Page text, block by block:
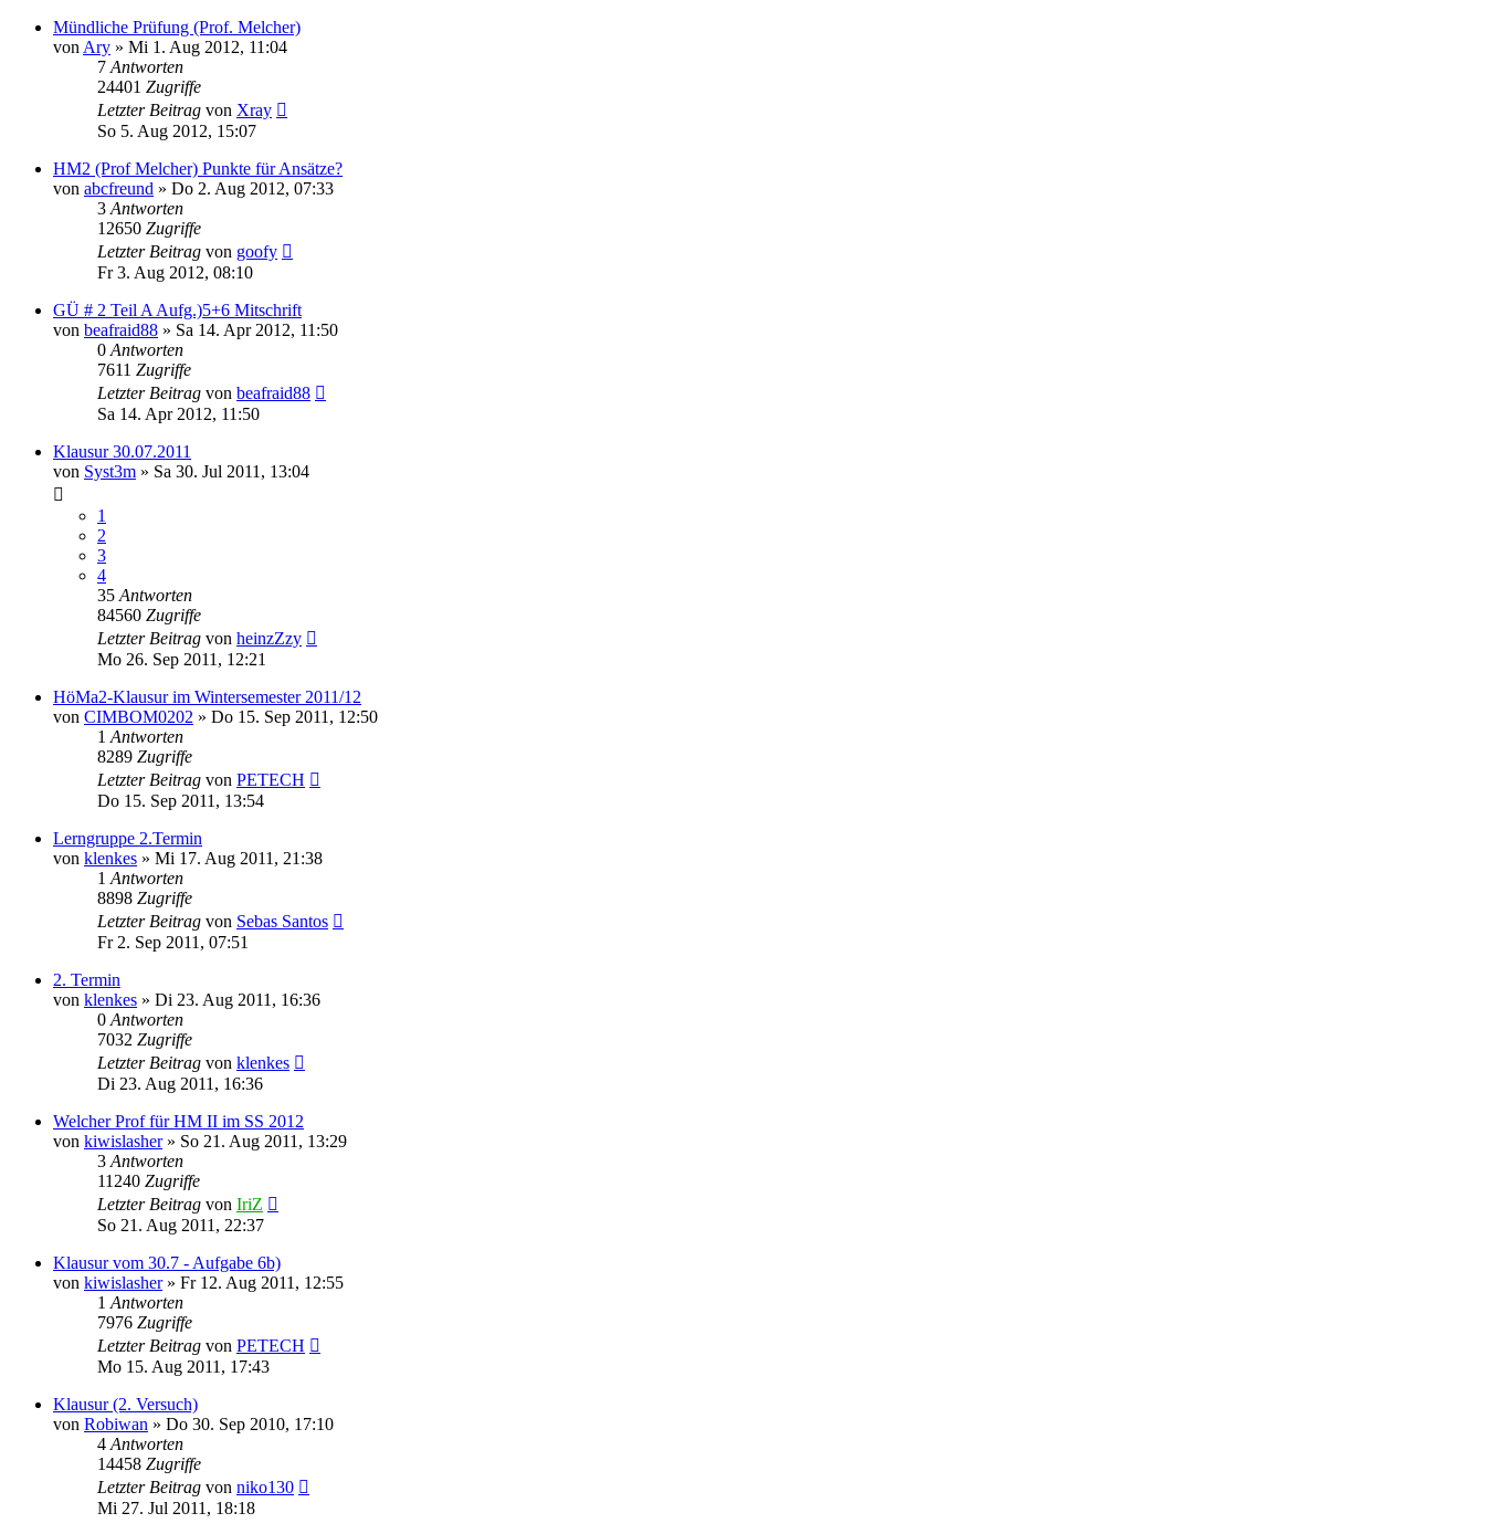
Mündliche Prüfung (Prof. Melcher)
von Ary » Mi 1. Aug 2012, 11:04
7 Antworten
24401 Zugriffe
Letzter Beitrag von Xray
So 5. Aug 2012, 15:07
HM2 (Prof Melcher) Punkte für Ansätze?
von abcfreund » Do 2. Aug 2012, 07:33
3 Antworten
12650 Zugriffe
Letzter Beitrag von goofy
Fr 3. Aug 2012, 08:10
GÜ # 2 Teil A Aufg.)5+6 Mitschrift
von beafraid88 » Sa 14. Apr 2012, 11:50
0 Antworten
7611 Zugriffe
Letzter Beitrag von beafraid88
Sa 14. Apr 2012, 11:50
Klausur 30.07.2011
von Syst3m » Sa 30. Jul 2011, 13:04
1
2
3
4
35 Antworten
84560 Zugriffe
Letzter Beitrag von heinzZzy
Mo 26. Sep 2011, 12:21
HöMa2-Klausur im Wintersemester 2011/12
von CIMBOM0202 » Do 15. Sep 2011, 12:50
1 Antworten
8289 Zugriffe
Letzter Beitrag von PETECH
Do 15. Sep 2011, 13:54
Lerngruppe 2.Termin
von klenkes » Mi 17. Aug 2011, 21:38
1 Antworten
8898 Zugriffe
Letzter Beitrag von Sebas Santos
Fr 2. Sep 2011, 07:51
2. Termin
von klenkes » Di 23. Aug 2011, 16:36
0 Antworten
7032 Zugriffe
Letzter Beitrag von klenkes
Di 23. Aug 2011, 16:36
Welcher Prof für HM II im SS 2012
von kiwislasher» So 21. Aug 2011, 13:29
3 Antworten
11240 Zugriffe
Letzter Beitrag von IriZ
So 21. Aug 2011, 22:37
Klausur vom 30.7 - Aufgabe 6b)
von kiwislasher» Fr 12. Aug 2011, 12:55
1 Antworten
7976 Zugriffe
Letzter Beitrag von PETECH
Mo 15. Aug 2011, 17:43
Klausur (2. Versuch)
von Robiwan » Do 30. Sep 2010, 17:10
4 Antworten
14458 Zugriffe
Letzter Beitrag von niko130
Mi 27. Jul 2011, 18:18